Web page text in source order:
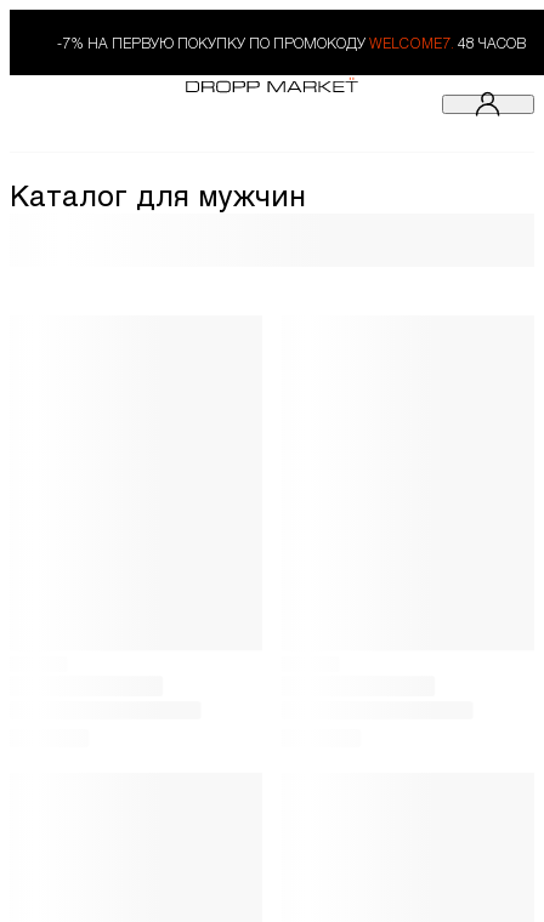
-7% НА ПЕРВУЮ ПОКУПКУ ПО ПРОМОКОДУ WELCOME7. 48 ЧАСОВ
Каталог для мужчин